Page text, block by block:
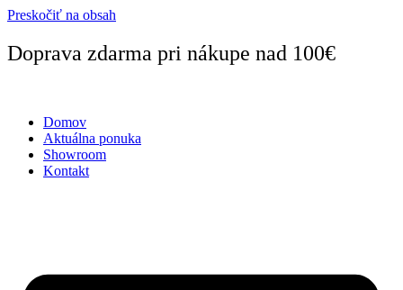
Preskočiť na obsah
Doprava zdarma pri nákupe nad 100€
Domov
Aktuálna ponuka
Showroom
Kontakt